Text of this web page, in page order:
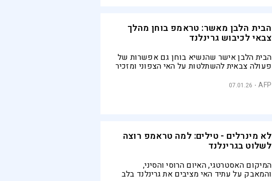
הבית הלבן מאשר: טראמפ בוחן מהלך
צבאי לכיבוש גרינלנד
הבית הלבן אישר שהנשיא בוחן גם אפשרות של
פעולה צבאית להשתלטות על האי הצפוני ומזכיר
מצביעים על פלישה מיידית – בעוד דנמרק
AFP
07.01.26
לא מינרלים - טילים: למה טראמפ רוצה
לשלוט בגרינלנד
המיקום האסטרטגי, האיום הרוסי והסיני,
והמאבק על עתיד האי מציבים את גרינלנד בלב